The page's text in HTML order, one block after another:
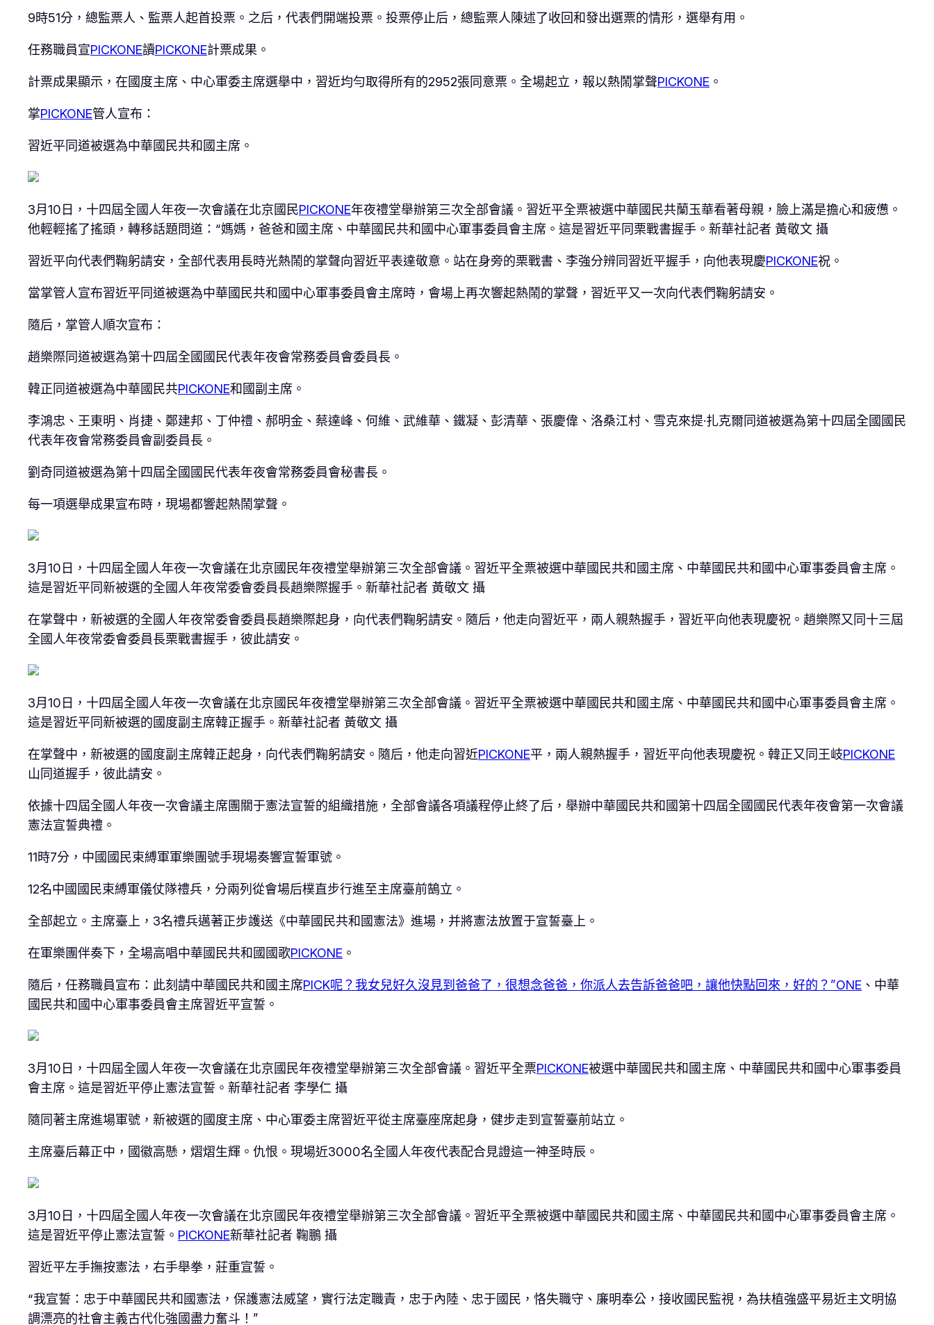
9時51分，總監票人、監票人起首投票。之后，代表們開端投票。投票停止后，總監票人陳述了收回和發出選票的情形，選舉有用。
任務職員宣PICKONE讀PICKONE計票成果。
計票成果顯示，在國度主席、中心軍委主席選舉中，習近均勻取得所有的2952張同意票。全場起立，報以熱鬧掌聲PICKONE 。
掌PICKONE管人宣布：
習近平同道被選為中華國民共和國主席。
3月10日，十四屆全國人年夜一次會議在北京國民PICKONE年夜禮堂舉辦第三次全部會議。習近平全票被選中華國民共蘭玉華看著母親，臉上滿是擔心和疲憊。
他輕輕搖了搖頭，轉移話題問道：“媽媽，爸爸和國主席、中華國民共和國中心軍事委員會主席。這是習近平同栗戰書握手。新華社記者 黃敬文 攝
習近平向代表們鞠躬請安，全部代表用長時光熱鬧的掌聲向習近平表達敬意。站在身旁的栗戰書、李強分辨同習近平握手，向他表現慶PICKONE祝。
當掌管人宣布習近平同道被選為中華國民共和國中心軍事委員會主席時，會場上再次響起熱鬧的掌聲，習近平又一次向代表們鞠躬請安。
隨后，掌管人順次宣布：
趙樂際同道被選為第十四屆全國國民代表年夜會常務委員會委員長。
韓正同道被選為中華國民共PICKONE和國副主席。
李鴻忠、王東明、肖捷、鄭建邦、丁仲禮、郝明金、蔡達峰、何維、武維華、鐵凝、彭清華、張慶偉、洛桑江村、雪克來提·扎克爾同道被選為第十四屆全國國民
代表年夜會常務委員會副委員長。
劉奇同道被選為第十四屆全國國民代表年夜會常務委員會秘書長。
每一項選舉成果宣布時，現場都響起熱鬧掌聲。
3月10日，十四屆全國人年夜一次會議在北京國民年夜禮堂舉辦第三次全部會議。習近平全票被選中華國民共和國主席、中華國民共和國中心軍事委員會主席。
這是習近平同新被選的全國人年夜常委會委員長趙樂際握手。新華社記者 黃敬文 攝
在掌聲中，新被選的全國人年夜常委會委員長趙樂際起身，向代表們鞠躬請安。隨后，他走向習近平，兩人親熱握手，習近平向他表現慶祝。趙樂際又同十三屆
全國人年夜常委會委員長栗戰書握手，彼此請安。
3月10日，十四屆全國人年夜一次會議在北京國民年夜禮堂舉辦第三次全部會議。習近平全票被選中華國民共和國主席、中華國民共和國中心軍事委員會主席。
這是習近平同新被選的國度副主席韓正握手。新華社記者 黃敬文 攝
在掌聲中，新被選的國度副主席韓正起身，向代表們鞠躬請安。隨后，他走向習近PICKONE平，兩人親熱握手，習近平向他表現慶祝。韓正又同王岐PICKONE
山同道握手，彼此請安。
依據十四屆全國人年夜一次會議主席團關于憲法宣誓的組織措施，全部會議各項議程停止終了后，舉辦中華國民共和國第十四屆全國國民代表年夜會第一次會議
憲法宣誓典禮。
11時7分，中國國民束縛軍軍樂團號手現場奏響宣誓軍號。
12名中國國民束縛軍儀仗隊禮兵，分兩列從會場后樸直步行進至主席臺前鵠立。
全部起立。主席臺上，3名禮兵邁著正步護送《中華國民共和國憲法》進場，并將憲法放置于宣誓臺上。
在軍樂團伴奏下，全場高唱中華國民共和國國歌PICKONE 。
隨后，任務職員宣布：此刻請中華國民共和國主席PICK呢？我女兒好久沒見到爸爸了，很想念爸爸，你派人去告訴爸爸吧，讓他快點回來，好的？”ONE 、中華
國民共和國中心軍事委員會主席習近平宣誓。
3月10日，十四屆全國人年夜一次會議在北京國民年夜禮堂舉辦第三次全部會議。習近平全票PICKONE被選中華國民共和國主席、中華國民共和國中心軍事委員
會主席。這是習近平停止憲法宣誓。新華社記者 李學仁 攝
隨同著主席進場軍號，新被選的國度主席、中心軍委主席習近平從主席臺座席起身，健步走到宣誓臺前站立。
主席臺后幕正中，國徽高懸，熠熠生輝。仇恨。現場近3000名全國人年夜代表配合見證這一神圣時辰。
3月10日，十四屆全國人年夜一次會議在北京國民年夜禮堂舉辦第三次全部會議。習近平全票被選中華國民共和國主席、中華國民共和國中心軍事委員會主席。
這是習近平停止憲法宣誓。 PICKONE新華社記者 鞠鵬 攝
習近平左手撫按憲法，右手舉拳，莊重宣誓。
“我宣誓：忠于中華國民共和國憲法，保護憲法威望，實行法定職責，忠于內陸、忠于國民，恪失職守、廉明奉公，接收國民監視，為扶植強盛平易近主文明協
調漂亮的社會主義古代化強國盡力奮斗！”